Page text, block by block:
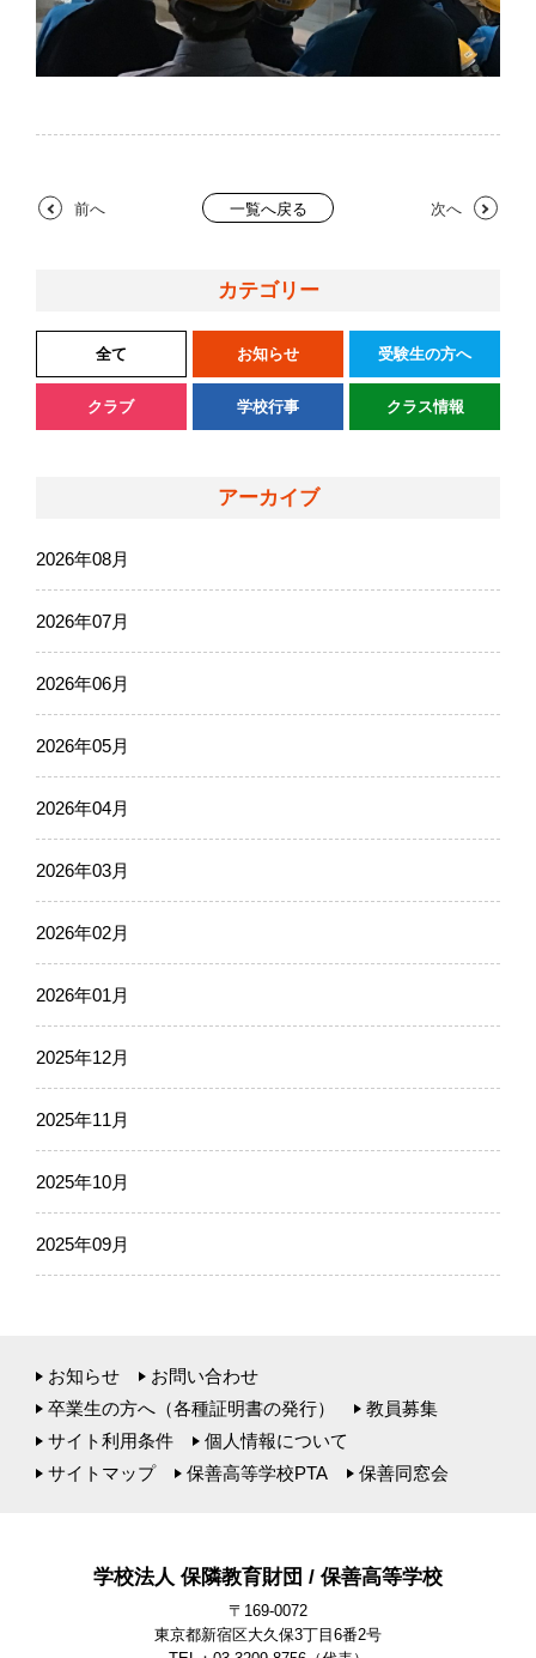
前へ 一覧へ戻る 次へ
カテゴリー
全て お知らせ 受験生の方へ
クラブ 学校行事 クラス情報
アーカイブ
2026年08月
2026年07月
2026年06月
2026年05月
2026年04月
2026年03月
2026年02月
2026年01月
2025年12月
2025年11月
2025年10月
2025年09月
お知らせ
お問い合わせ
卒業生の方へ（各種証明書の発行）
教員募集
サイト利用条件
個人情報について
サイトマップ
保善高等学校PTA 保善同窓会
学校法人 保隣教育財団 / 保善高等学校
〒169-0072
東京都新宿区大久保3丁目6番2号